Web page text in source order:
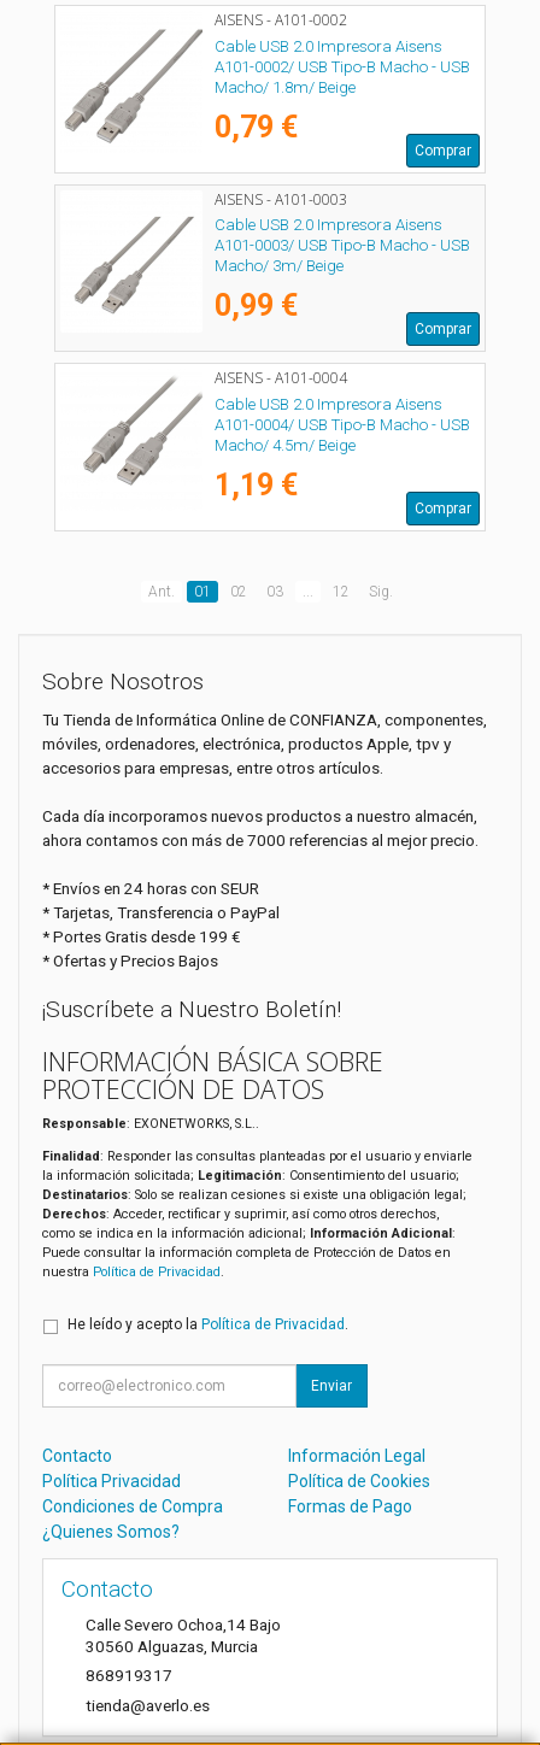
AISENS - A101-0002
Cable USB 2.0 Impresora Aisens
A101-0002/ USB Tipo-B Macho - USB
Macho/ 1.8m/ Beige
0,79 €
Comprar
AISENS - A101-0003
Cable USB 2.0 Impresora Aisens
A101-0003/ USB Tipo-B Macho - USB
Macho/ 3m/ Beige
0,99 €
Comprar
AISENS - A101-0004
Cable USB 2.0 Impresora Aisens
A101-0004/ USB Tipo-B Macho - USB
Macho/ 4.5m/ Beige
1,19 €
Comprar
Ant. 01 02 03 12 Sig.
Sobre Nosotros
Tu Tienda de Informática Online de CONFIANZA, componentes,
móviles, ordenadores, electrónica, productos Apple, tpv y
accesorios para empresas, entre otros artículos.
Cada día incorporamos nuevos productos a nuestro almacén,
ahora contamos con más de 7000 referencias al mejor precio.
* Envíos en 24 horas con SEUR
* Tarjetas, Transferencia o PayPal
* Portes Gratis desde 199 €
* Ofertas y Precios Bajos
¡Suscríbete a Nuestro Boletín!
INFORMACIÓN BÁSICA SOBRE
PROTECCIÓN DE DATOS
Responsable: EXONETWORKS, S.L..
Finalidad: Responder las consultas planteadas por el usuario y enviarle
la información solicitada; Legitimación: Consentimiento del usuario;
Destinatarios: Solo se realizan cesiones si existe una obligación legal;
Derechos: Acceder, rectificar y suprimir, así como otros derechos,
como se indica en la información adicional; Información Adicional:
Puede consultar la información completa de Protección de Datos en
nuestra Política de Privacidad.
He leído y acepto la Política de Privacidad .
Enviar
Contacto
Información Legal
Política Privacidad
Política de Cookies
Condiciones de Compra
Formas de Pago
¿Quienes Somos?
Contacto
Calle Severo Ochoa,14 Bajo
30560 Alguazas Murcia
868919317
tienda@averlo.es